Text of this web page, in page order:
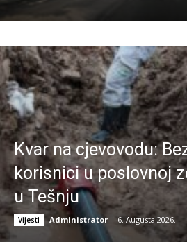
Kvar na cjevovodu:
korisnici u poslovnoj
u Tešnju
Vijesti Administrator - 6. Augusta 2026.